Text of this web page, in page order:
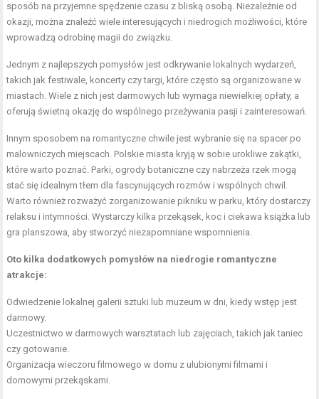
sposób na przyjemne spędzenie czasu z bliską osobą. Niezależnie od
okazji, można znaleźć wiele interesujących i niedrogich możliwości, które
wprowadzą odrobinę magii do związku.
Jednym z najlepszych pomysłów jest odkrywanie lokalnych wydarzeń,
takich jak festiwale, koncerty czy targi, które często są organizowane w
miastach. Wiele z nich jest darmowych lub wymaga niewielkiej opłaty, a
oferują świetną okazję do wspólnego przeżywania pasji i zainteresowań.
Innym sposobem na romantyczne chwile jest wybranie się na spacer po
malowniczych miejscach. Polskie miasta kryją w sobie urokliwe zakątki,
które warto poznać. Parki, ogrody botaniczne czy nabrzeża rzek mogą
stać się idealnym tłem dla fascynujących rozmów i wspólnych chwil.
Warto również rozważyć zorganizowanie pikniku w parku, który dostarczy
relaksu i intymności. Wystarczy kilka przekąsek, koc i ciekawa książka lub
gra planszowa, aby stworzyć niezapomniane wspomnienia.
Oto kilka dodatkowych pomysłów na niedrogie romantyczne
atrakcje:
Odwiedzenie lokalnej galerii sztuki lub muzeum w dni, kiedy wstęp jest
darmowy.
Uczestnictwo w darmowych warsztatach lub zajęciach, takich jak taniec
czy gotowanie.
Organizacja wieczoru filmowego w domu z ulubionymi filmami i
domowymi przekąskami.